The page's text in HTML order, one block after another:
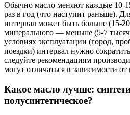
Обычно масло меняют каждые 10-
раз в год (что наступит раньше).
интервал может быть больше (15-
минерального — меньше (5-7
условиях эксплуатации (город,
поездки) интервал нужно
следуйте рекомендациям
могут отличаться в зависимости
Какое масло лучше:
полусинтетическое?